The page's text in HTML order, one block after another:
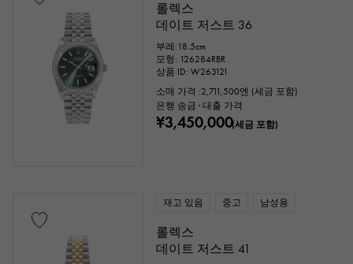
롤렉스
데이트 저스트 36
부레:18.5cm
모형: 126284RBR
상품 ID: W263121
소매 가격 :2,711,500엔 (세금 포함)
은행 송금 · 대출 가격
¥3,450,000(세금 포함)
재고 있음 중고 남성용
롤렉스
데이트 저스트 41